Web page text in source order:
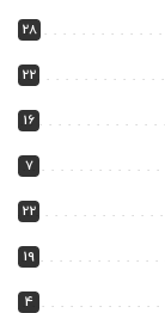
28
22
16
7
22
19
4